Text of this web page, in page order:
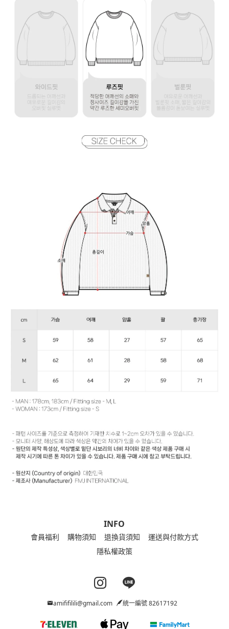
INFO
會員福利 購物須知 退換貨須知
運送與付款方式
隱私權政策
Instagram page
Line page
amififilili@gmail.com 統一編號 82617192